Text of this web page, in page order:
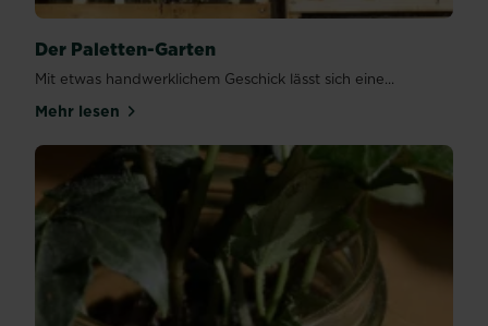
Der Paletten-Garten
Mit etwas handwerklichem Geschick lässt sich eine...
Mehr lesenüber Der Paletten-Garten